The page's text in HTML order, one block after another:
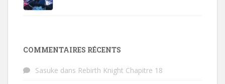
COMMENTAIRES RÉCENTS
Sasuke dans Rebirth Knight Chapitre 18